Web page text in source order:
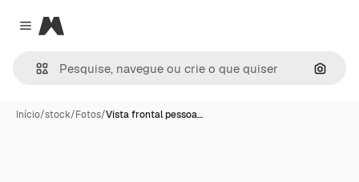
Close menu
Magnific
Início/stock/Fotos/Vista frontal pessoa…